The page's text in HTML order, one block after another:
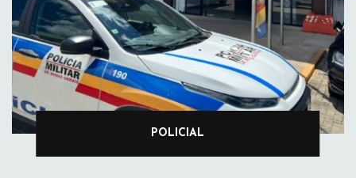
POLICIAL